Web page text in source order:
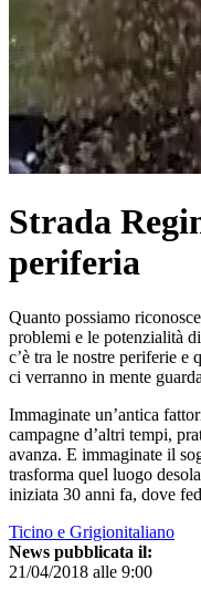
Strada
periferia
Quanto possiamo
problemi e le potenzialità
c’è tra le nostre periferie e
ci verranno in mente
Immaginate un’antica
campagne d’altri tempi,
avanza. E immaginate il
trasforma quel luogo
iniziata 30 anni fa, dove
Ticino e Grigionitaliano
News pubblicata il:
21/04/2018 alle 9:00